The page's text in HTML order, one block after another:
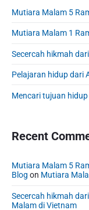
n
t
i
d
b
r
Mutiara Malam 5
Mutiara Malam 1
Secercah hikmah
Pelajaran hidup dari
Mencari tujuan hidup
Recent
Mutiara Malam 5
Blog on Mutiara
Secercah hikmah
Malam di Vietnam